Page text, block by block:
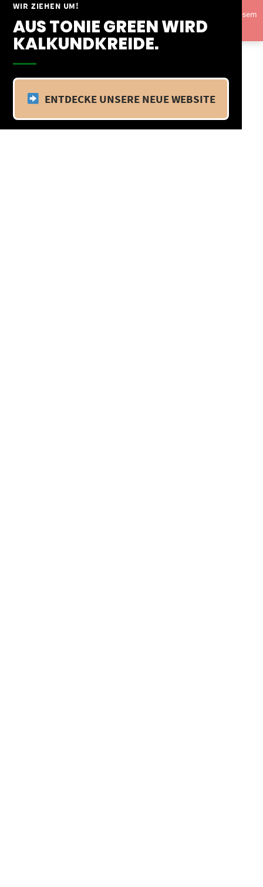
WIR ZIEHEN UM!
AUS TONIE GREEN WIRD
KALKUNDKREIDE.
ENTDECKE UNSERE NEUE WEBSITE
Springe
Inhalt
Vom 09.04.25 - 20.04.25 befinden wir uns im Betriebsurlaub. In diesem
Zeitraum findet kein Versand statt.Ausblenden